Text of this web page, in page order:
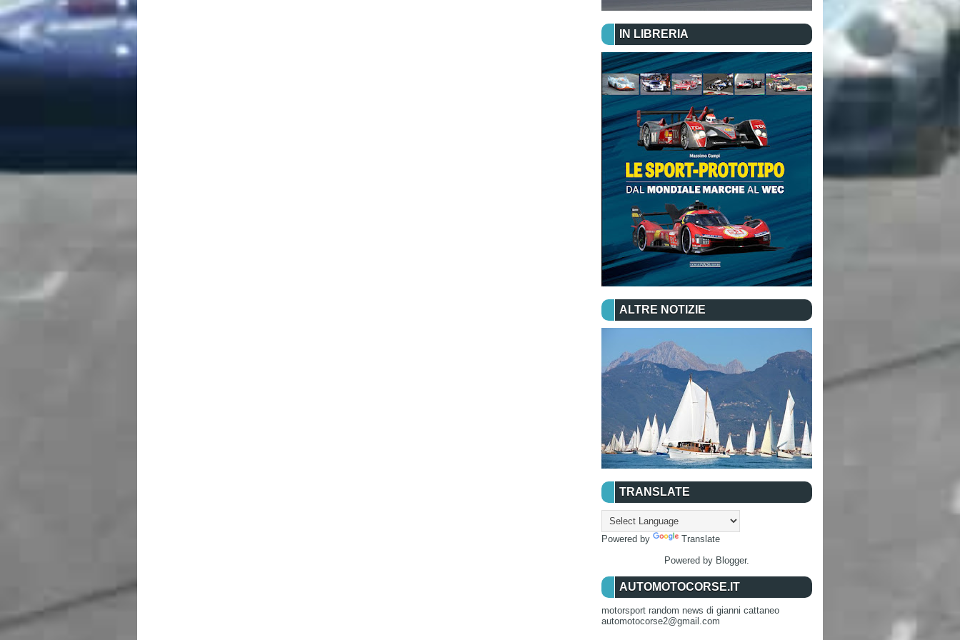
IN LIBRERIA
ALTRE NOTIZIE
TRANSLATE
Powered by
Translate
Powered by Blogger.
AUTOMOTOCORSE.IT
motorsport random news di gianni cattaneo
automotocorse2@gmail.com